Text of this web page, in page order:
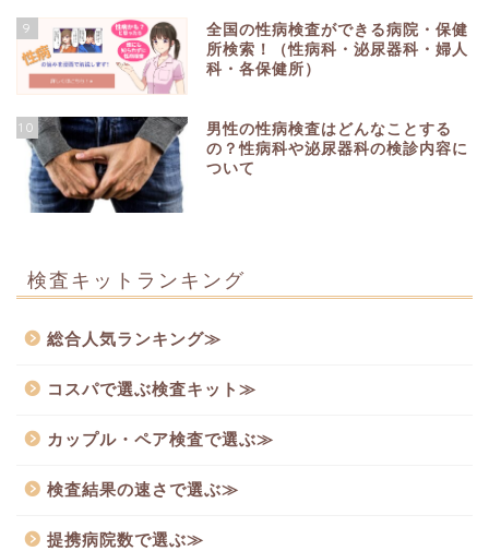
9
全国の性病検査ができる病院・保健
所検索！（性病科・泌尿器科・婦人
科・各保健所）
10
男性の性病検査はどんなことする
の？性病科や泌尿器科の検診内容に
ついて
検査キットランキング
総合人気ランキング≫
コスパで選ぶ検査キット≫
カップル・ペア検査で選ぶ≫
検査結果の速さで選ぶ≫
提携病院数で選ぶ≫